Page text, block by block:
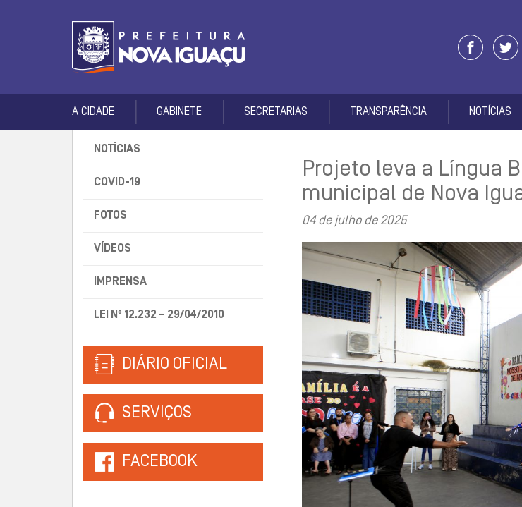
A CIDADE GABINETE SECRETARIAS TRANSPARÊNCIA NOTÍCIAS
NOTÍCIAS
COVID-19
FOTOS
VÍDEOS
IMPRENSA
LEI Nº 12.232 – 29/04/2010
DIÁRIO OFICIAL
SERVIÇOS
FACEBOOK
Projeto leva a Língua
municipal de Nova
04 de julho de 2025